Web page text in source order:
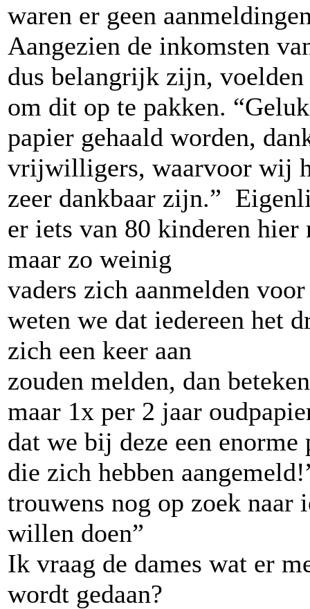
waren er geen
Aangezien de inkomsten
dus belangrijk zijn, voelden
om dit op te pakken.
papier gehaald worden,
vrijwilligers, waarvoor wij
zeer dankbaar zijn.”
er iets van 80 kinderen hier
maar zo weinig
vaders zich aanmelden
weten we dat iedereen het
zich een keer aan
zouden melden, dan
maar 1x per 2 jaar
dat we bij deze een
die zich hebben
trouwens nog op zoek naar
willen doen”
Ik vraag de dames wat er
wordt gedaan?